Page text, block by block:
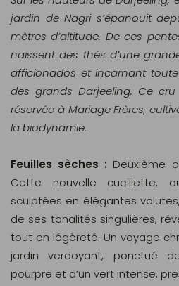
jardin de Nagri s’épanouit
mètres d’altitude. De ces
naissent des thés d’une
afficionados et incarnant
des grands Darjeeling. Ce
réservée à Mariage Frères,
la biodynamie.
Feuilles sèches : Deuxième
Cette nouvelle cueillette,
sculptées en élégantes
de ses tonalités singulières,
tout en légèreté. Un voyage
jardin verdoyant, ponctué
pourpre et d’un vert intense,